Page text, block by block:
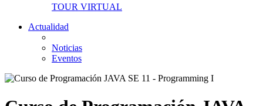
TOUR VIRTUAL
Actualidad
Noticias
Eventos